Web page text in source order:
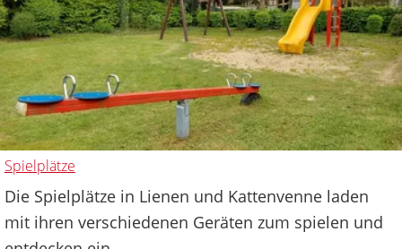
Spielplätze
Die Spielplätze in Lienen und Kattenvenne laden
mit ihren verschiedenen Geräten zum spielen und